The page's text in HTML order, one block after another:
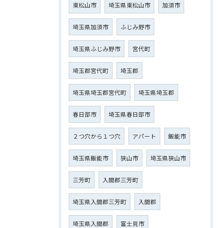
東松山市 埼玉県東松山市 加須市
埼玉県加須市 ふじみ野市
埼玉県ふじみ野市 宮代町
埼玉郡宮代町 埼玉郡
埼玉県埼玉郡宮代町 埼玉県埼玉郡
春日部市 埼玉県春日部市
２つ穴から１つ穴 アパート 飯能市
埼玉県飯能市 狭山市 埼玉県狭山市
三芳町 入間郡三芳町
埼玉県入間郡三芳町 入間郡
埼玉県入間郡 富士見市